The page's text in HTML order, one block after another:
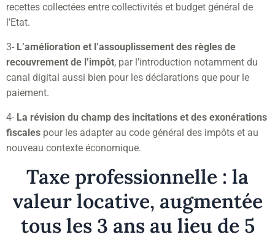
recettes collectées entre collectivités et budget général de
l’Etat.
3- L’amélioration et l’assouplissement des règles de
recouvrement de l’impôt, par l’introduction notamment du
canal digital aussi bien pour les déclarations que pour le
paiement.
4- La révision du champ des incitations et des exonérations
fiscales pour les adapter au code général des impôts et au
nouveau contexte économique.
Taxe professionnelle : la
valeur locative, augmentée
tous les 3 ans au lieu de 5